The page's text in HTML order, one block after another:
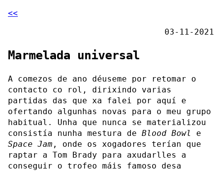
<<
03-11-2021
Marmelada universal
A comezos de ano déuseme por retomar o
contacto co rol, dirixindo varias
partidas das que xa falei por aquí e
ofertando algunhas novas para o meu grupo
habitual. Unha que nunca se materializou
consistía nunha mestura de Blood Bowl
e
Space Jam , onde os xogadores terían que
raptar a Tom Brady para axudarlles a
conseguir o trofeo máis famoso desa